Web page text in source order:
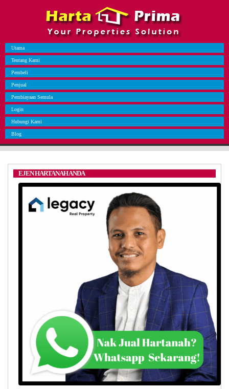
Utama
Tentang Kami
Pembeli
Penjual
Pembiayaan Semula
Login
Hubungi Kami
Blog
EJEN HARTANAH ANDA